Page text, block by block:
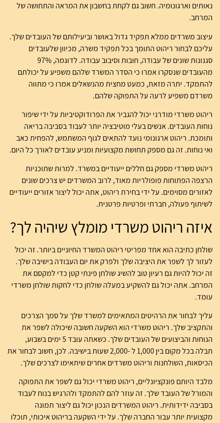
נאותים וארגונומיה. חשוב גם לקחת בחשבון את המראה והתחושה של
המרחב.
עיצוב משרדים ממלא תפקיד גדול באושר וביעילותם של העובדים שלך.
עליכם לבחור ריהוט התומך בכל תפקיד משרה, מכיוון שלעובדים
סגנונות שונים של עבודה, חובות וסיבוב עבודה. לדוגמה, 97%
מהעובדים שנסקרו אמרו כי הסדר המשרד שלהם משפיע על יכולתם
להתמקד. יתרה מזאת, כמעט מחצית מהנשאלים אמרו כי מתווה
משרדם משפיע לרעה על התפוקה שלהם.
ריהוט משרדי מודרני יכול להגביר את הפרודוקטיביות על ידי שיפור
נוחות העובדים. אנשים בעלי מוטיבציה יותר לעבוד בסביבה בריאה
ותומכת. ריהוט ארגונומי נועד להתאים לגוף המשתמש, להפחית כאב
ואי נוחות. זה גם מספק תחושת מקצועיות ומניע עובדים לאורך כל היום.
ריהוט משרדי מספק גם חללים ייעודיים במשרד. למרות שתוכניות
הרצפה הפתוחות פופולריות מאוד, לרוב המשרדים יש צרכים שונים
לאזורים מסוימים. על ידי בחירת ריהוט, אתה יכול ליצור אזורים ייעודיים
לשיתוף פעולה, חברתי ופרטיות פרטנית.
איזה ריהוט משרדי מומלץ שיהיה לך?
שולחן כתיבה הוא אחד מפריטי ריהוט המשרד החיוניים ביותר. זה יכול
לעזור לך לשפר את היציבה שלך ולפרק את יום העבודה בישיבה שלך.
זה יכול להיות גם רעיון טוב להשיג שולחן פינתי קטן כדי למקסם את
המרחב. אתה יכול גם להשקיע במעלה שולחן כדי לחקות שולחן משרדי
עומד.
עליך לבחור את הרהיטים המתאימים למשרד שלך על סמך הצרכים
והתקציב שלך. ריהוט משרדי הוא השקעה חשובה שיכולה לשפר את
הנוחות והביצועים של העובדים שלך. כשאתה עובד 5 ימים בשבוע,
תבלה בכל מקום בין 1,000 ל -2,000 שעות בישיבה. לכן, חשוב לבחור את
הכיסאות, השולחנות וריהוט משרדים אחרים שיתאימו לצרכים שלך.
מלבד היותם פונקציונליים, ריהוט משרדי יכול גם לשפר את התפוקה
והמורל של העובד שלך. זה עוזר להם להתמקד ולהרגיש בנוח לעבוד
בסביבה ידידותית. ריהוט המשרדים הנכון יכול גם ליצור תמונה
מקצועית יותר עבור החברה שלך. על ידי השקעה בריהוט איכותי, תוכלו